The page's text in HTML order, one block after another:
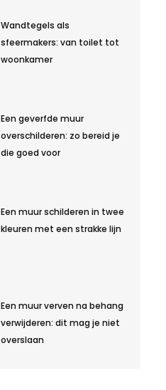
Wandtegels als
sfeermakers: van toilet tot
woonkamer
Een geverfde muur
overschilderen: zo bereid je
die goed voor
Een muur schilderen in twee
kleuren met een strakke lijn
Een muur verven na behang
verwijderen: dit mag je niet
overslaan